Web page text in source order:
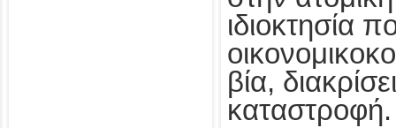
ιδιοκτησία
βία,
καταστροφή.